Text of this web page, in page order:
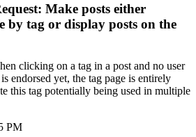
Make posts either
by tag or display posts on the
clicking on a tag in a post and no user
endorsed yet, the tag page is entirely
this tag potentially being used in multiple
PM